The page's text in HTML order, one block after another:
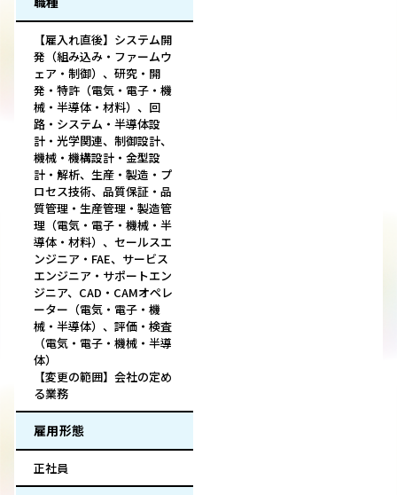
【雇入れ直後】システム開
発（組み込み・ファームウ
ェア・制御）、研究・開
発・特許（電気・電子・機
械・半導体・材料）、回
路・システム・半導体設
計・光学関連、制御設計、
機械・機構設計・金型設
計・解析、生産・製造・プ
ロセス技術、品質保証・品
質管理・生産管理・製造管
理（電気・電子・機械・半
導体・材料）、セールスエ
ンジニア・FAE、サービス
エンジニア・サポートエン
ジニア、CAD・CAMオペレ
ーター（電気・電子・機
械・半導体）、評価・検査
（電気・電子・機械・半導
体）
【変更の範囲】会社の定め
る業務
雇用形態
正社員